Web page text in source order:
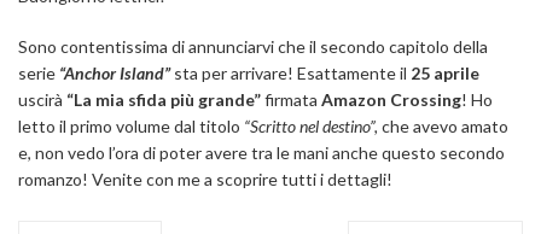
Sono contentissima di annunciarvi che il secondo capitolo della
serie “Anchor Island”sta per arrivare! Esattamente il 25 aprile
uscirà “La mia sfida più grande”firmata Amazon Crossing! Ho
letto il primo volume dal titolo “Scritto nel destino”, che avevo amato
e, non vedo l’ora di poter avere tra le mani anche questo secondo
romanzo! Venite con me a scoprire tutti i dettagli!